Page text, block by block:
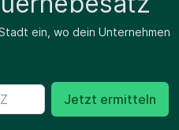
ein, wo dein Unternehmen
Jetzt ermitteln